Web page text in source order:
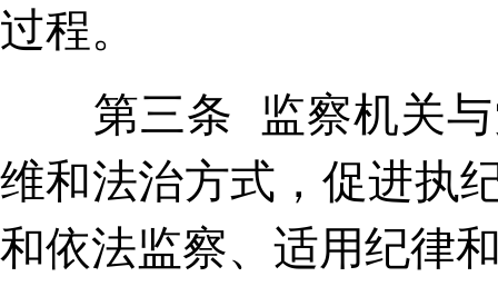
过程。
第三条 监察机关与
维和法治方式，促进执
和依法监察、适用纪律